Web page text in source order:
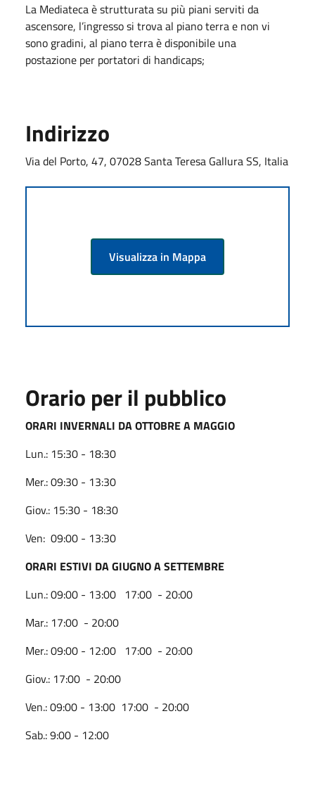
La Mediateca è strutturata su più piani serviti da
ascensore, l’ingresso si trova al piano terra e non vi
sono gradini, al piano terra è disponibile una
postazione per portatori di handicaps;
Indirizzo
Via del Porto, 47, 07028 Santa Teresa Gallura SS, Italia
Visualizza in Mappa
Orario per il pubblico
ORARI INVERNALI DA OTTOBRE A MAGGIO
Lun.: 15:30 - 18:30
Mer.: 09:30 - 13:30
Giov.: 15:30 - 18:30
Ven: 09:00 - 13:30
ORARI ESTIVI DA GIUGNO A SETTEMBRE
Lun.: 09:00 - 13:00 17:00 - 20:00
Mar.: 17:00 - 20:00
Mer.: 09:00 - 12:00 17:00 - 20:00
Giov.: 17:00 - 20:00
Ven.: 09:00 - 13:00 17:00 - 20:00
Sab.: 9:00 - 12:00